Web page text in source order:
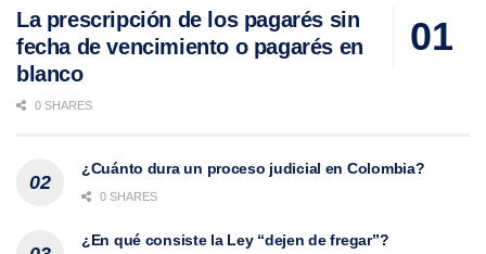
La prescripción de los pagarés sin
fecha de vencimiento o pagarés en
blanco
0 SHARES
¿Cuánto dura un proceso judicial en Colombia?
0 SHARES
¿En qué consiste la Ley “dejen de fregar”?